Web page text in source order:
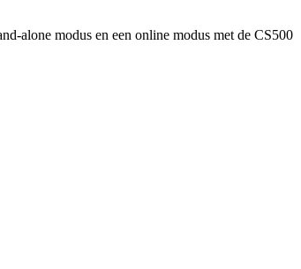
alone modus en een online modus met de CS500